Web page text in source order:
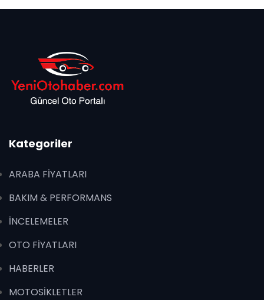
Kategoriler
ARABA FİYATLARI
BAKIM & PERFORMANS
İNCELEMELER
OTO FİYATLARI
HABERLER
MOTOSİKLETLER